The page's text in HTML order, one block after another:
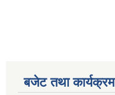
बजेट तथा कार्यक्रम